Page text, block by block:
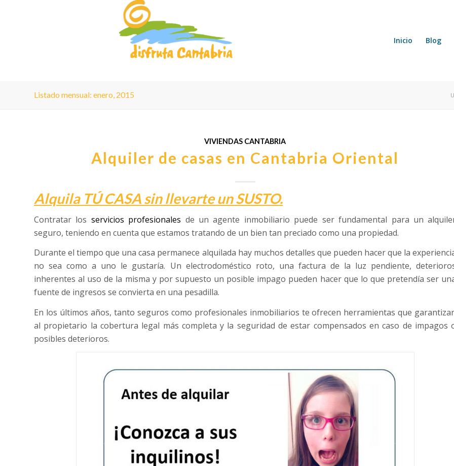
Inicio Blog
Listado mensual: enero, 2015
VIVIENDAS CANTABRIA
Alquiler de casas en Cantabria Oriental
Alquila TÚ CASA sin llevarte un SUSTO.
Contratar los servicios profesionales de un agente inmobiliario puede ser fundamental para un
seguro, teniendo en cuenta que estamos tratando de un bien tan preciado como una propiedad.
Durante el tiempo que una casa permanece alquilada hay muchos detalles que pueden hacer que la
no sea como a uno le gustaría. Un electrodoméstico roto, una factura de la luz pendiente,
inherentes al uso de la misma y por supuesto un posible impago pueden hacer que lo que pretendía ser
fuente de ingresos se convierta en una pesadilla.
En los últimos años, tanto seguros como profesionales inmobiliarios te ofrecen herramientas que
al propietario la cobertura legal más completa y la seguridad de estar compensados en caso de impagos
posibles deterioros.